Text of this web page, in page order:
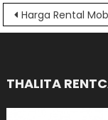
Navigasi
Harga Rental
THALITA